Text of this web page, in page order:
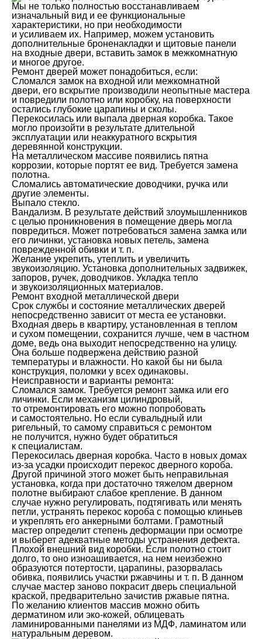
Мы не только полностью восстанавливаем
изначальный вид и ее функциональные
характеристики, но при необходимости
и усиливаем их. Например, можем установить
дополнительные броненакладки и щитовые панели
на входные двери, вставить замок в межкомнатную
и многое другое.
Ремонт дверей может понадобиться, если:
Сломался замок на входной или межкомнатной
двери, его вскрытие производили неопытные мастера
и повредили полотно или коробку, на поверхности
остались глубокие царапины и сколы.
Перекосилась или выпала дверная коробка. Такое
могло произойти в результате длительной
эксплуатации или неаккуратного вскрытия
деревянной конструкции.
На металлическом массиве появились пятна
коррозии, которые портят ее вид. Требуется замена
полотна.
Сломались автоматические доводчики, ручка или
другие элементы.
Выпало стекло.
Вандализм. В результате действий злоумышленников
с целью проникновения в помещение дверь могла
повредиться. Может потребоваться замена замка или
его личинки, установка новых петель, замена
поврежденной обивки и т. п.
Желание укрепить, утеплить и увеличить
звукоизоляцию. Установка дополнительных задвижек,
запоров, ручек, доводчиков. Укладка тепло
и звукоизоляционных материалов.
Ремонт входной металлической двери
Срок службы и состояние металлических дверей
непосредственно зависит от места ее установки.
Входная дверь в квартиру, установленная в теплом
и сухом помещении, сохранится лучше, чем в частном
доме, ведь она выходит непосредственно на улицу.
Она больше подвержена действию разной
температуры и влажности. Но какой бы ни была
конструкция, поломки у всех одинаковы.
Неисправности и варианты ремонта:
Сломался замок. Требуется ремонт замка или его
личинки. Если механизм цилиндровый,
то отремонтировать его можно попробовать
и самостоятельно. Но если сувальдный или
ригельный, то самому справиться с ремонтом
не получится, нужно будет обратиться
к специалистам.
Перекосилась дверная коробка. Часто в новых домах
из-за усадки происходит перекос дверного короба.
Другой причиной этого может быть неправильная
установка, когда при достаточно тяжелом дверном
полотне выбирают слабое крепление. В данном
случае нужно регулировать, подтягивать или менять
петли, устранять перекос короба с помощью клиньев
и укреплять его анкерными болтами. Грамотный
мастер определит степень деформации при осмотре
и выберет адекватные методы устранения дефекта.
Плохой внешний вид коробки. Если полотно стоит
долго, то оно изноашивается, на нем неизбежно
образуются потертости, царапины, разорвалась
обивка, появились участки ржавчины и т. п. В данном
случае мастер заново покрасит дверь специальной
краской, предварительно зачистив ржавые пятна.
По желанию клиентов массив можно обить
дерматином или эко-кожей, облицевать
ламинированными панелями из МДФ, ламинатом или
натуральным деревом.